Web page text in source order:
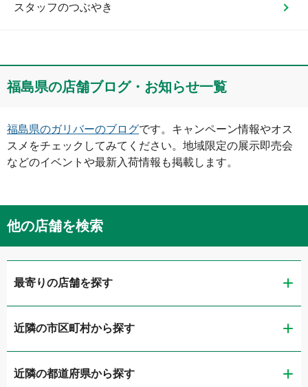
スタッフのつぶやき
福島県の店舗ブログ・お知らせ一覧
福島県のガリバーのブログです。キャンペーン情報やオス
スメをチェックしてみてください。地域限定の展示即売会
などのイベントや最新入荷情報も掲載します。
他の店舗を検索
最寄りの店舗を探す
ガリバー福島鎌田店
ガリバー福島店
近隣の市区町村から探す
福島市
近隣の都道府県から探す